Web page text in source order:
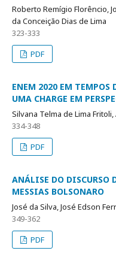
Roberto Remígio Florêncio,
da Conceição Dias de Lima
323-333
PDF
ENEM 2020 EM TEMPOS
UMA CHARGE EM
Silvana Telma de Lima
334-348
PDF
ANÁLISE DO DISCURSO
MESSIAS BOLSONARO
José da Silva, José Edson
349-362
PDF